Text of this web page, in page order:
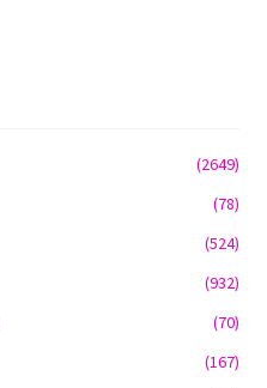
(2649)
(78)
(524)
(932)
(70)
(167)